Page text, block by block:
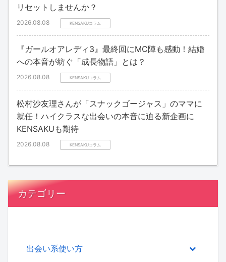
リセットしませんか？
2026.08.08 KENSAKUコラム
『ガールオアレディ3』最終回にMC陣も感動！結婚
への本音が紡ぐ「成長物語」とは？
2026.08.08 KENSAKUコラム
松村沙友理さんが「スナックゴージャス」のママに
就任！ハイクラスな出会いの本音に迫る新企画に
KENSAKUも期待
2026.08.08 KENSAKUコラム
カテゴリー
出会い系使い方